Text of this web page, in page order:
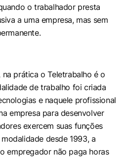
o trabalhador presta
a uma empresa, mas sem
prática o Teletrabalho é o
de trabalho foi criada
e naquele profissional
empresa para desenvolver
exercem suas funções
desde 1993, a
empregador não paga horas